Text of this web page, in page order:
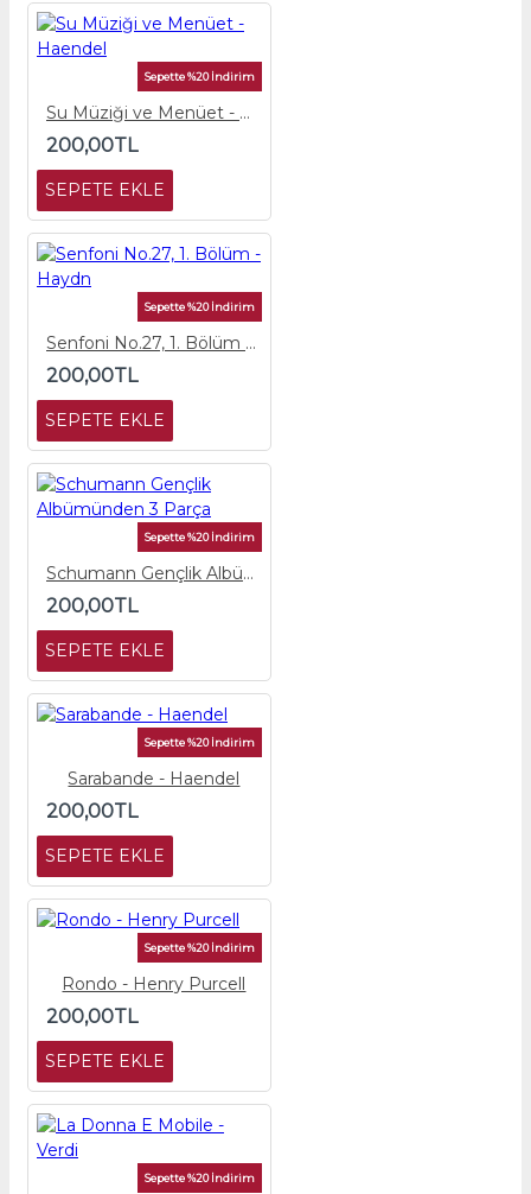
Sepette %20 İndirim
Su Müziği ve Menüet - Haendel
200,00TL
SEPETE EKLE
Sepette %20 İndirim
Senfoni No.27, 1. Bölüm - Haydn
200,00TL
SEPETE EKLE
Sepette %20 İndirim
Schumann Gençlik Albümünden 3 Parça
200,00TL
SEPETE EKLE
Sepette %20 İndirim
Sarabande - Haendel
200,00TL
SEPETE EKLE
Sepette %20 İndirim
Rondo - Henry Purcell
200,00TL
SEPETE EKLE
Sepette %20 İndirim